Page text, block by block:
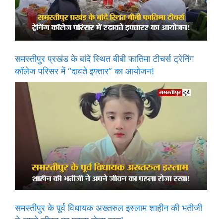
समस्तीपुर प्रखंड के बांदे स्थित बीबी फातिमा टीचर्स ट्रेनिंग
कॉलेज परिसर में “दावते इफ्तार” का आयोजन!
समस्तीपुर के पूर्व विधायक अख्तरुल इस्लाम शाहीन की भतीजी